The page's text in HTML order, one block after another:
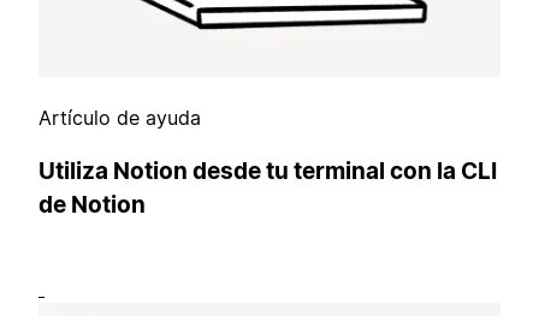
Artículo de ayuda
Utiliza Notion desde tu terminal con la CLI
de Notion